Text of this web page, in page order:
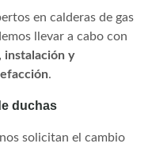
en calderas de gas
llevar a cabo con
instalación y
.
duchas
solicitan el cambio